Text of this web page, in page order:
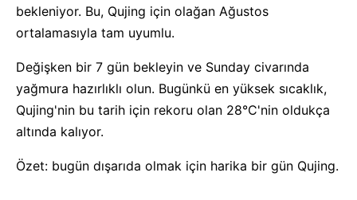
bekleniyor. Bu, Qujing için olağan Ağustos
ortalamasıyla tam uyumlu.
Değişken bir 7 gün bekleyin ve Sunday civarında
yağmura hazırlıklı olun. Bugünkü en yüksek sıcaklık,
Qujing'nin bu tarih için rekoru olan 28°C'nin oldukça
altında kalıyor.
Özet: bugün dışarıda olmak için harika bir gün Qujing.